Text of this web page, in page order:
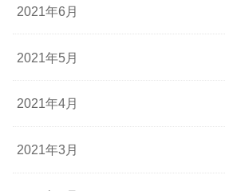
2021年6月
2021年5月
2021年4月
2021年3月